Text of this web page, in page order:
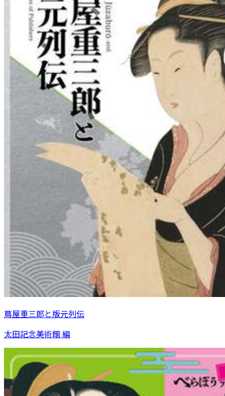
蔦屋重三郎と版元列伝
太田記念美術館 編